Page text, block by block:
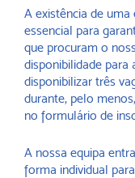
A existência de
essencial para
que procuram o
disponibilidade
disponibilizar três
durante, pelo
no formulário de
A nossa equipa
forma individual